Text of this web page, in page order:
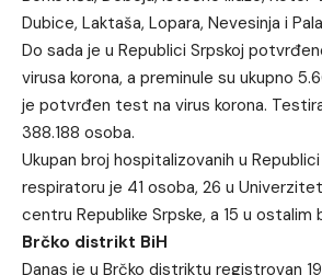
Dubice, Laktaša, Lopara, Nevesinja i
Do sada je u Republici Srpskoj
virusa korona, a preminule su ukupno
je potvrđen test na virus korona.
388.188 osoba.
Ukupan broj hospitalizovanih u
respiratoru je 41 osoba, 26 u
centru Republike Srpske, a 15 u ostalim
Brčko distrikt BiH
Danas je u Brčko distriktu registrovan